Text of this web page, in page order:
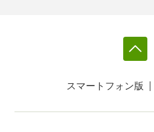
スマートフォン版